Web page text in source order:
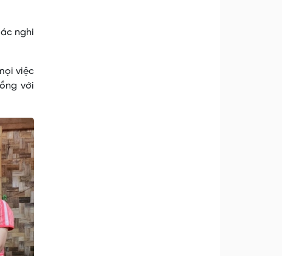
nghi
việc
với